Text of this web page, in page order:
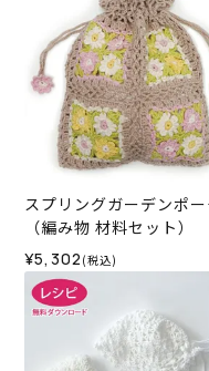
スプリングガーデンポー
（編み物 材料セット）
¥5,302 (税込)